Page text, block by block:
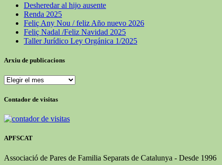
Desheredar al hijo ausente
Renda 2025
Feliç Any Nou / feliz Año nuevo 2026
Feliç Nadal /Feliz Navidad 2025
Taller Jurídico Ley Orgánica 1/2025
Arxiu de publicacions
Arxiu
publicacions
Contador de visitas
APFSCAT
Associació de Pares de Familia Separats de Catalunya - Desde 1996